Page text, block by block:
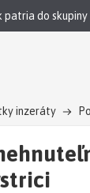
patria do skupiny
inzeráty